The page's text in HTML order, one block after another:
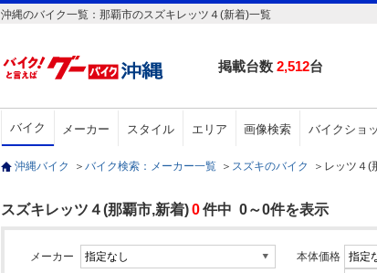
沖縄のバイク一覧：那覇市のスズキレッツ４(新着)一覧
掲載台数 2,512台
バイク メーカー スタイル エリア 画像検索 バイクショ
沖縄バイク ＞ バイク検索：メーカー一覧 ＞ スズキのバイク ＞ レッツ４(
スズキレッツ４(那覇市,新着)0件中 0～0件を表示
メーカー 本体価格